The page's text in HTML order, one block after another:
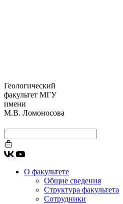
Геологический
факультет МГУ
имени
М.В. Ломоносова
О факультете
Общие сведения
Структура факультета
Сотрудники